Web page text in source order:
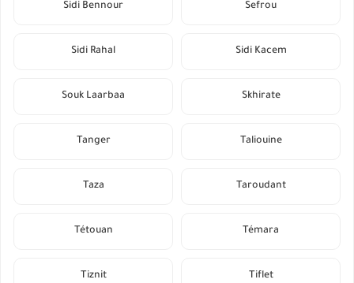
Sefrou
Sidi Bennour
Sidi Kacem
Sidi Rahal
Skhirate
Souk Laarbaa
Taliouine
Tanger
Taroudant
Taza
Témara
Tétouan
Tiflet
Tiznit